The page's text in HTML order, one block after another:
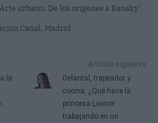
urbano. De los orígenes a Bansky’
Canal, Madrid
la
Artículo siguiente
Delantal, trapeador y
cocina: ¿Qué hace la
princesa Leonor
trabajando en un